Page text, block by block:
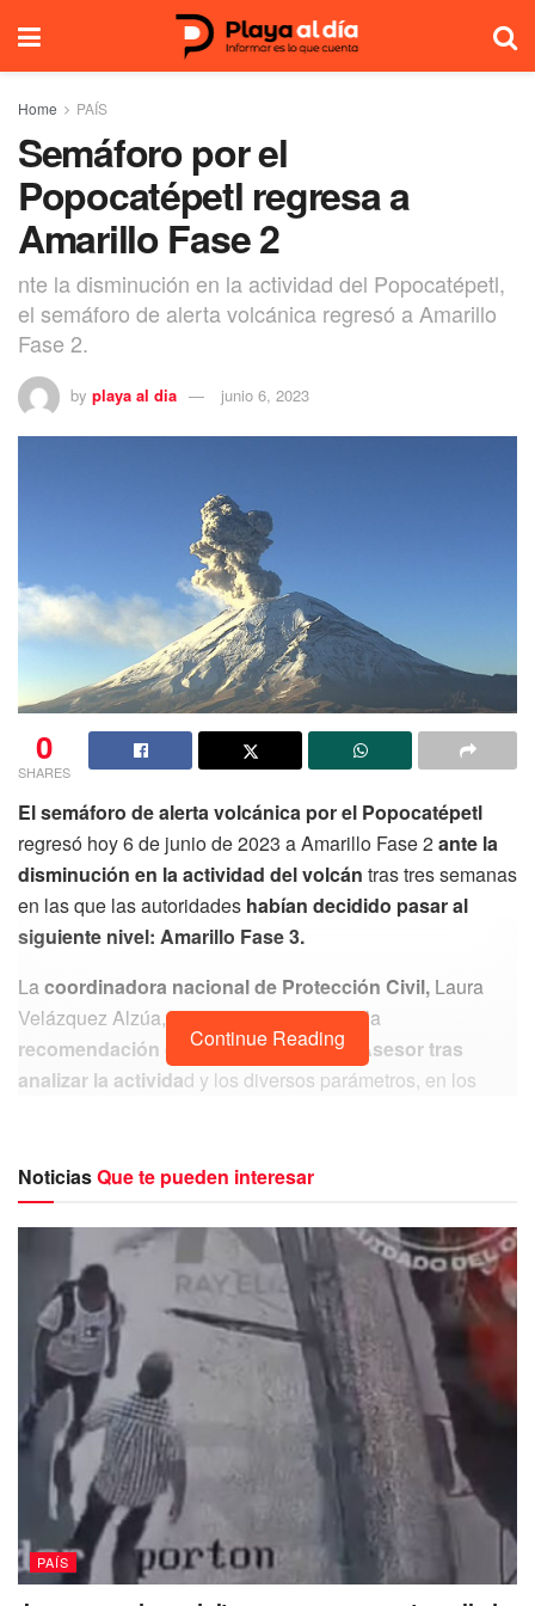
Home PAÍS
Semáforo por el
Popocatépetl regresa a
Amarillo Fase 2
nte la disminución en la actividad del Popocatépetl,
el semáforo de alerta volcánica regresó a Amarillo
Fase 2.
by playa al dia junio 6, 2023
0
SHARES
El semáforo de alerta volcánica por el Popocatépetl
regresó hoy 6 de junio de 2023 a Amarillo Fase 2ante la
disminución en la actividad del volcán tras tres semanas
en las que las autoridades habían decidido pasar al
siguiente nivel: Amarillo Fase 3.
Lacoordinadora nacional de Protección Civil, Laura
Velázquez Alzúa, informó que a partir de la
recomendación del Comité Científico Asesor tras
analizar la actividad y los diversos parámetros, en los
“Con base en el análisis y diagnóstico de la
actividad general reciente y los escenarios
esperados en el corto plazo, recomienda
cambiar el Semáforo de Alerta Volcánica de
Continue Reading
NoticiasQue te pueden interesar
PAÍS